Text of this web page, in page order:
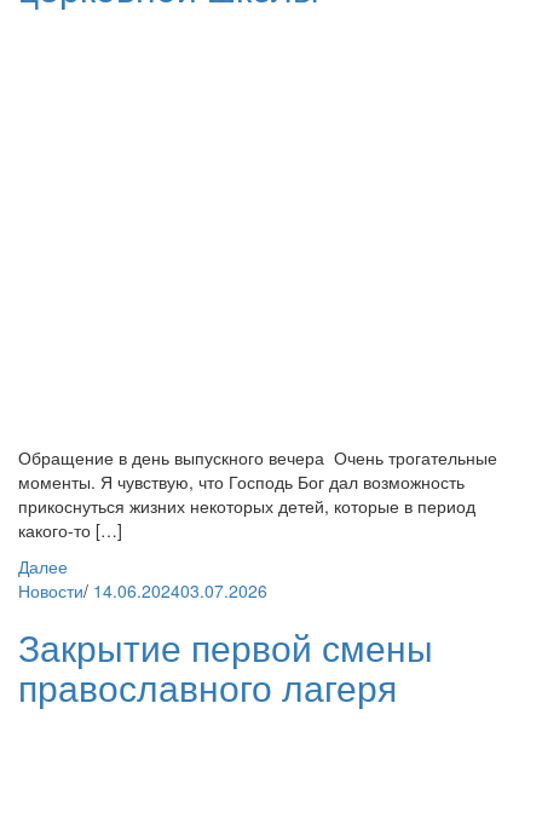
Обращение в день выпускного вечера Очень трогательные
моменты. Я чувствую, что Господь Бог дал возможность
прикоснуться жизних некоторых детей, которые в период
какого-то […]
Далее
Новости/ 14.06.202403.07.2026
Закрытие первой смены
православного лагеря